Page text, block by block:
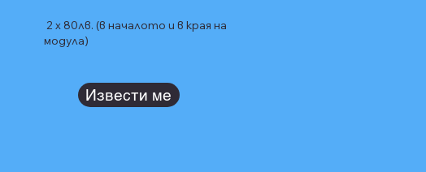
2 x 80лв. (в началото и в края на
модула)
Извести ме